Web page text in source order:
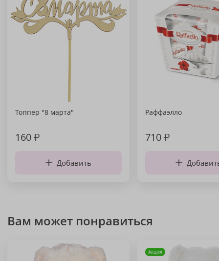
Топпер "8 марта"
160₽
Добавить
Раффаэлло
710₽
Вам может понравиться
Акция